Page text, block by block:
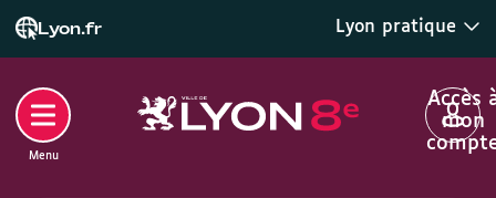
Lyon.fr Lyon pratique
Accès
mon
Menu